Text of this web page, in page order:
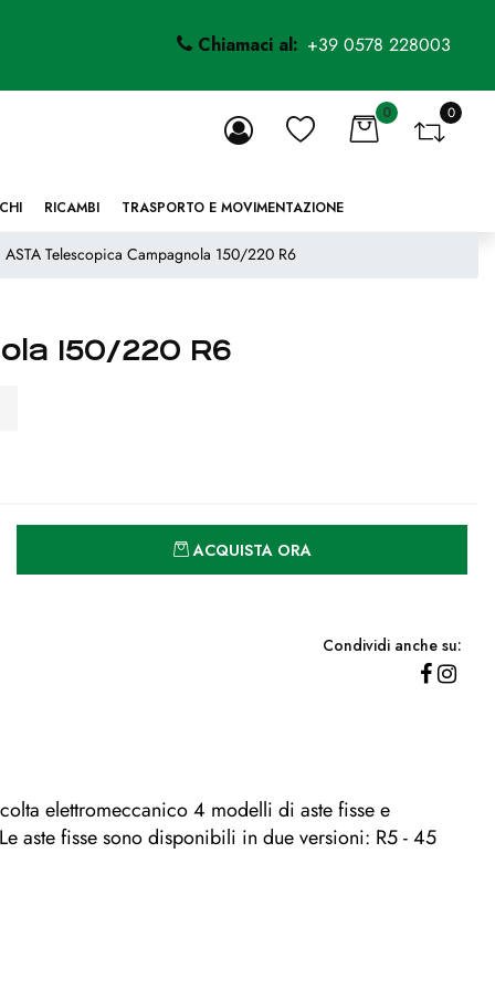
Chiamaci al: +39 0578 228003
0 0
RICAMBI TRASPORTO E MOVIMENTAZIONE
ASTA Telescopica Campagnola 150/220 R6
150/220 R6
ACQUISTA ORA
Condividi anche su:
elettromeccanico 4 modelli di aste fisse e
aste fisse sono disponibili in due versioni: R5 - 45